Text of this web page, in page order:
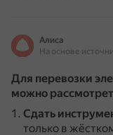
Алиса
Для перевозки
можно
Сдать
только в